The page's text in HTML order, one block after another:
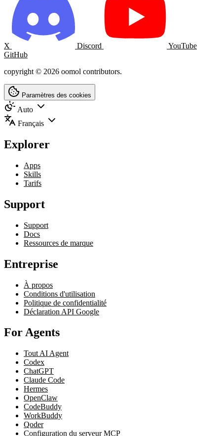
X Discord
YouTube
GitHub
copyright © 2026 oomol contributors.
Paramètres des cookies
Auto
Français
Explorer
Apps
Skills
Tarifs
Support
Support
Docs
Ressources de marque
Entreprise
À propos
Conditions d'utilisation
Politique de confidentialité
Déclaration API Google
For Agents
Tout AI Agent
Codex
ChatGPT
Claude Code
Hermes
OpenClaw
CodeBuddy
WorkBuddy
Qoder
Configuration du serveur MCP